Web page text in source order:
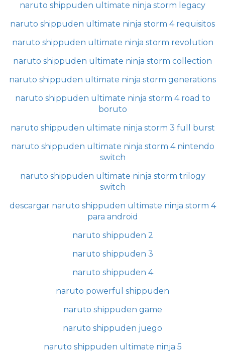
naruto shippuden ultimate ninja storm legacy
naruto shippuden ultimate ninja storm 4 requisitos
naruto shippuden ultimate ninja storm revolution
naruto shippuden ultimate ninja storm collection
naruto shippuden ultimate ninja storm generations
naruto shippuden ultimate ninja storm 4 road to
boruto
naruto shippuden ultimate ninja storm 3 full burst
naruto shippuden ultimate ninja storm 4 nintendo
switch
naruto shippuden ultimate ninja storm trilogy
switch
descargar naruto shippuden ultimate ninja storm 4
para android
naruto shippuden 2
naruto shippuden 3
naruto shippuden 4
naruto powerful shippuden
naruto shippuden game
naruto shippuden juego
naruto shippuden ultimate ninja 5